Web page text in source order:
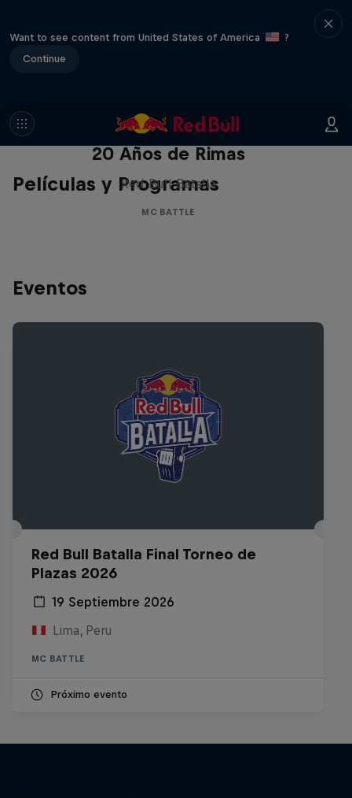
Want to see content from United States of America
?
Continue
Películas y Programas
Red Bull Batalla Nueva Historia:
20 Años de Rimas
Red Bull Batalla
MC BATTLE
Eventos
Red Bull Batalla Final Torneo de
Plazas 2026
19 Septiembre 2026
Lima, Peru
MC BATTLE
Próximo evento